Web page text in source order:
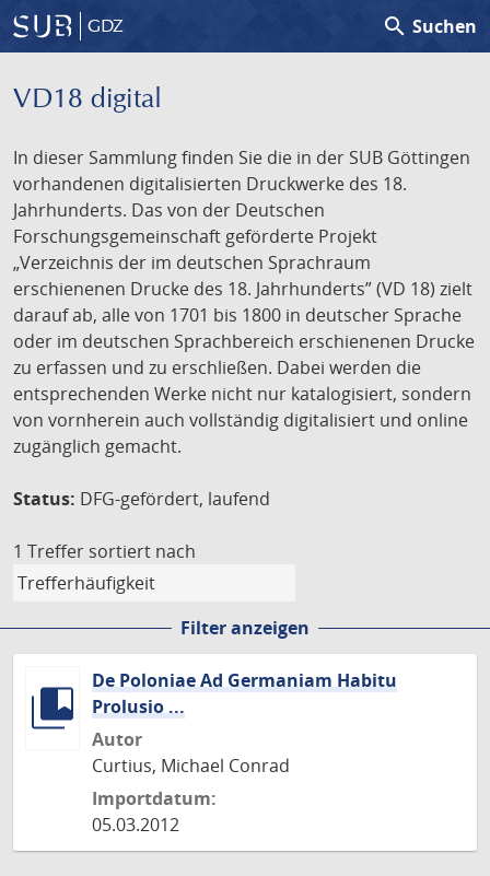
GDZ search Suchen
VD18 digital
In dieser Sammlung finden Sie die in der SUB Göttingen
vorhandenen digitalisierten Druckwerke des 18.
Jahrhunderts. Das von der Deutschen
Forschungsgemeinschaft geförderte Projekt
„Verzeichnis der im deutschen Sprachraum
erschienenen Drucke des 18. Jahrhunderts” (VD 18) zielt
darauf ab, alle von 1701 bis 1800 in deutscher Sprache
oder im deutschen Sprachbereich erschienenen Drucke
zu erfassen und zu erschließen. Dabei werden die
entsprechenden Werke nicht nur katalogisiert, sondern
von vornherein auch vollständig digitalisiert und online
zugänglich gemacht.
Status: DFG-gefördert, laufend
1 Treffer sortiert nach
Filter anzeigen
De Poloniae Ad Germaniam Habitu
Prolusio ...
Autor
Curtius, Michael Conrad
Importdatum:
05.03.2012